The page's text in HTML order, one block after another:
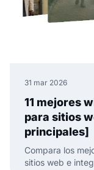
31 mar 2026
11 mejores
para sitios
principales]
Compara los
sitios web e